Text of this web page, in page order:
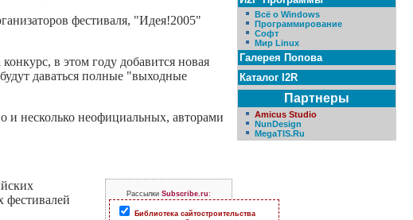
фестиваля, "Идея!2005"
в этом году добавится новая
даваться полные "выходные
и несколько неофициальных, авторами
Рассылки Subscribe.ru:
Библиотека сайтостроительства
фестивалей
Всё о Windows
Программирование
Софт
Мир Linux
Галерея Попова
Каталог I2R
Партнеры
Amicus Studio
NunDesign
MegaTIS.Ru